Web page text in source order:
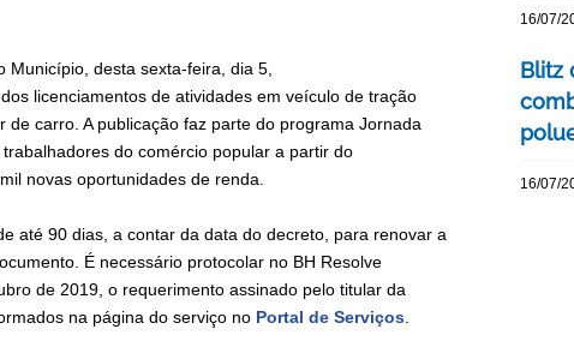
Município, desta sexta-feira, dia 5,
licenciamentos de atividades em veículo de tração
carro. A publicação faz parte do programa Jornada
do comércio popular a partir do
novas oportunidades de renda.
até 90 dias, a contar da data do decreto, para renovar a
É necessário protocolar no BH Resolve
de 2019, o requerimento assinado pelo titular da
na página do serviço no Portal de Serviços.
16/07/
Blitz
16/07/